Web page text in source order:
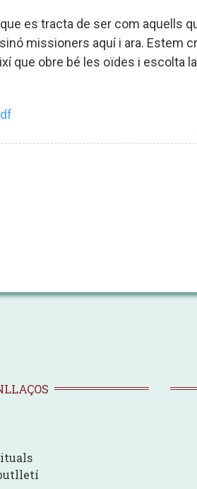
es tracta de ser com aquells
missioners aquí i ara. Estem
que obre bé les oïdes i escolta